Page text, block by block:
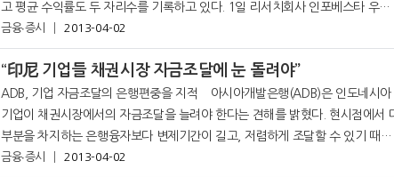
고 평균 수익률도 두 자리수를 기록하고 있다. 1일 리서치회사 인포베스타 우따
마 자료에 따르면 인도네시아 증시에서 주식펀드는 연
금융∙증시 2013-04-02
“印尼 기업들 채권시장 자금조달에 눈 돌려야”
ADB, 기업 자금조달의 은행편중을 지적 아시아개발은행(ADB)은 인도네시아
기업이 채권시장에서의 자금조달을 늘려야 한다는 견해를 밝혔다. 현시점에서 대
부분을 차지하는 은행융자보다 변제기간이 길고, 저렴하게 조달할 수 있기 때문
금융∙증시 2013-04-02